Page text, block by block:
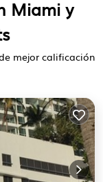
Miami y
mejor calificación